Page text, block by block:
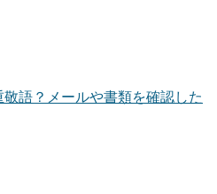
敬語？メールや書類を確認した